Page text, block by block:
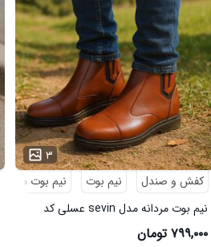
۳
...
کفش و صندل
نیم بوت
نیم بوت مردانه
نیم بوت مردانه مدل sevin عسلی کد
6426
۷۹۹,۰۰۰ تومان